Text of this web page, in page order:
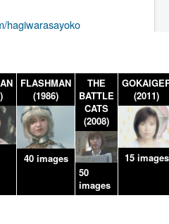
hagiwarasayoko
FLASHMAN
(1986)
40 images
THE
BATTLE
CATS
(2008)
50
images
(2011)
15 images